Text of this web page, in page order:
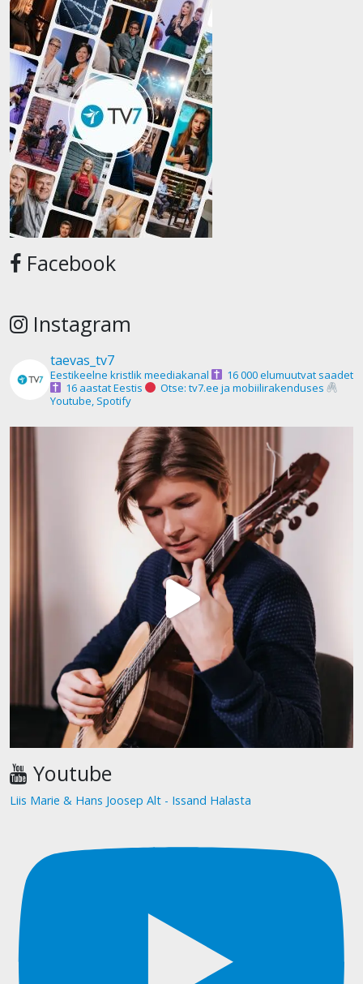
Facebook
Instagram
taevas_tv7
Eestikeelne kristlik meediakanal
16 000 elumuutvat saadet
16 aastat Eestis
Otse: tv7.ee ja mobiilirakenduses
Youtube, Spotify
Youtube
Liis Marie & Hans Joosep Alt - Issand Halasta